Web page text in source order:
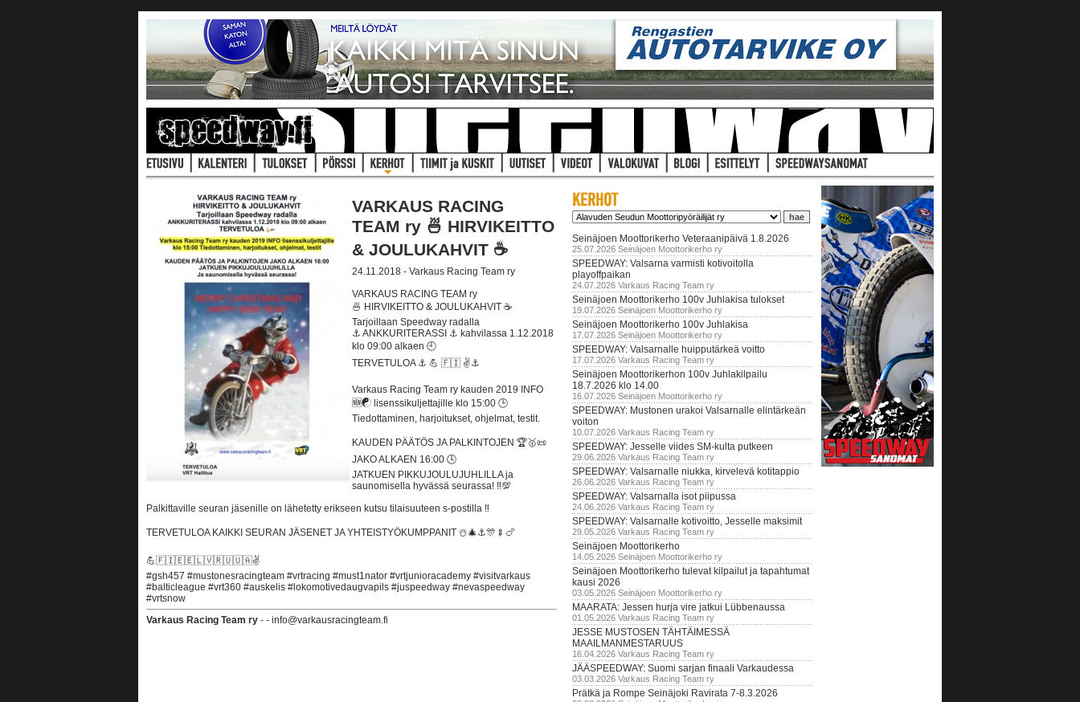
VARKAUS RACING
TEAM ry 🍜 HIRVIKEITTO
& JOULUKAHVIT ☕
24.11.2018 - Varkaus Racing Team ry
VARKAUS RACING TEAM ry
🍜 HIRVIKEITTO & JOULUKAHVIT ☕
Tarjoillaan Speedway radalla
⚓ ANKKURITERASSI ⚓ kahvilassa 1.12.2018
klo 09:00 alkaen 🕘
TERVETULOA ⚓ 💪 🇫🇮️ ✌️⚓
Varkaus Racing Team ry kauden 2019 INFO
🆕☯️ lisenssikuljettajille klo 15:00 🕒
Tiedottaminen, harjoitukset, ohjelmat, testit.
KAUDEN PÄÄTÖS JA PALKINTOJEN 🏆🥇📜
JAKO ALKAEN 16:00 🕓
JATKUEN PIKKUJOULUJUHLILLA ja
saunomisella hyvässä seurassa! ‼️💯
Palkittaville seuran jäsenille on lähetetty erikseen kutsu tilaisuuteen s-postilla ‼️
TERVETULOA KAIKKI SEURAN JÄSENET JA YHTEISTYÖKUMPPANIT ☃️🎄⚓🎊🍢🍗
💪🇫🇮️🇪🇪️🇱🇻️🇷🇺️🇺🇦️✌️
#gsh457 #mustonesracingteam #vrtracing #must1nator #vrtjunioracademy #visitvarkaus
#balticleague #vrt360 #auskelis #lokomotivedaugvapils #juspeedway #nevaspeedway
#vrtsnow
Varkaus Racing Team ry - - info@varkausracingteam.fi
Seinäjoen Moottorikerho Veteraanipäivä 1.8.2026
25.07.2026 Seinäjoen Moottorikerho ry
SPEEDWAY: Valsarna varmisti kotivoitolla
playoffpaikan
24.07.2026 Varkaus Racing Team ry
Seinäjoen Moottorikerho 100v Juhlakisa tulokset
19.07.2026 Seinäjoen Moottorikerho ry
Seinäjoen Moottorikerho 100v Juhlakisa
17.07.2026 Seinäjoen Moottorikerho ry
SPEEDWAY: Valsarnalle huipputärkeä voitto
17.07.2026 Varkaus Racing Team ry
Seinäjoen Moottorikerhon 100v Juhlakilpailu
18.7.2026 klo 14.00
16.07.2026 Seinäjoen Moottorikerho ry
SPEEDWAY: Mustonen urakoi Valsarnalle elintärkeän
voiton
10.07.2026 Varkaus Racing Team ry
SPEEDWAY: Jesselle viides SM-kulta putkeen
29.06.2026 Varkaus Racing Team ry
SPEEDWAY: Valsarnalle niukka, kirvelevä kotitappio
26.06.2026 Varkaus Racing Team ry
SPEEDWAY: Valsarnalla isot piipussa
24.06.2026 Varkaus Racing Team ry
SPEEDWAY: Valsarnalle kotivoitto, Jesselle maksimit
29.05.2026 Varkaus Racing Team ry
Seinäjoen Moottorikerho
14.05.2026 Seinäjoen Moottorikerho ry
Seinäjoen Moottorikerho tulevat kilpailut ja tapahtumat
kausi 2026
03.05.2026 Seinäjoen Moottorikerho ry
MAARATA: Jessen hurja vire jatkui Lübbenaussa
01.05.2026 Varkaus Racing Team ry
JESSE MUSTOSEN TÄHTÄIMESSÄ
MAAILMANMESTARUUS
16.04.2026 Varkaus Racing Team ry
JÄÄSPEEDWAY: Suomi sarjan finaali Varkaudessa
03.03.2026 Varkaus Racing Team ry
Prätkä ja Rompe Seinäjoki Ravirata 7-8.3.2026